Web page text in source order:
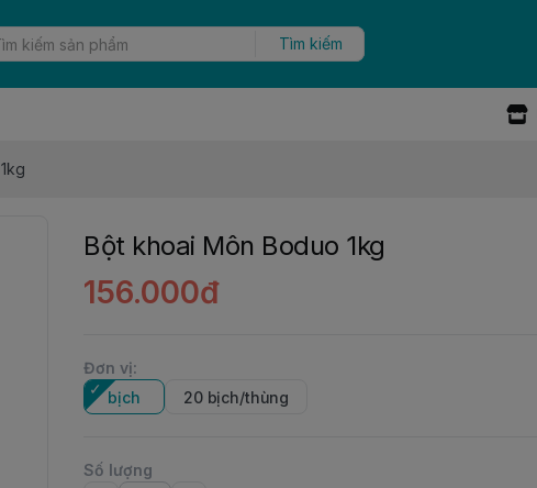
Tìm kiếm
Bột khoai Môn Boduo 1kg
156.000đ
Đơn vị:
bịch
20 bịch/thùng
Số lượng